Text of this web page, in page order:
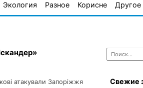
Экология Разное Корисне Другое
атакували Запоріжжя
Найти:
Свежие